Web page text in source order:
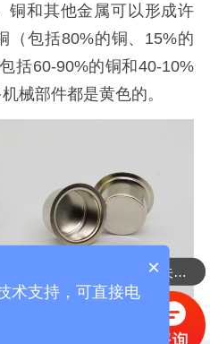
铜和其他金属可以形成许
（包括80%的铜、15%的
括60-90%的铜和40-10%
械部件都是黄色的。
×
术支持，可直接电